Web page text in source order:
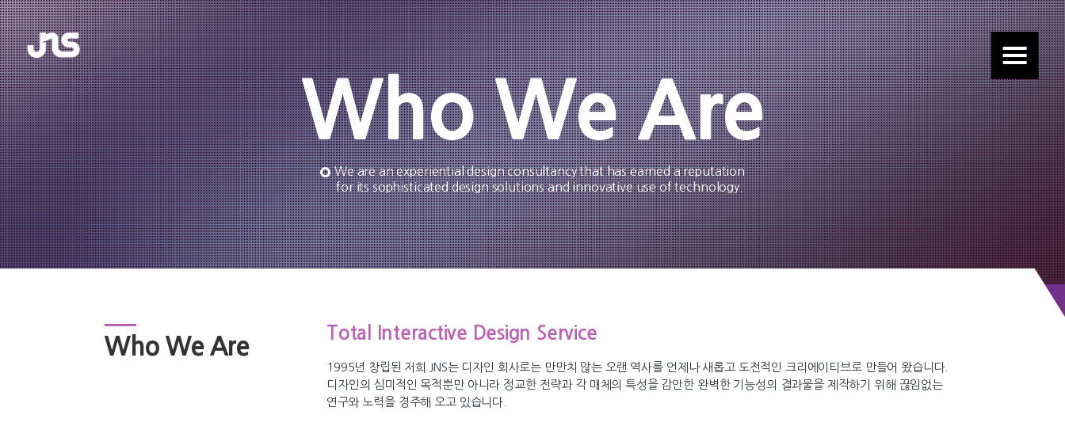
Who We Are
We are an experiential design consultancy that has earned a reputation
for its sophisticated design solutions and innovative use of technology.
Who We Are
Total Interactive Design Service
1995년 창립된 저희 JNS는 디자인 회사로는 만만치 않는 오랜 역사를 언제나 새롭고 도전적인 크리에이티브로 만들어 왔습니다.
디자인의 심미적인 목적뿐만 아니라 정교한 전략과 각 매체의 특성을 감안한 완벽한 기능성의 결과물을 제작하기 위해 끊임없는
연구와 노력을 경주해 오고 있습니다.